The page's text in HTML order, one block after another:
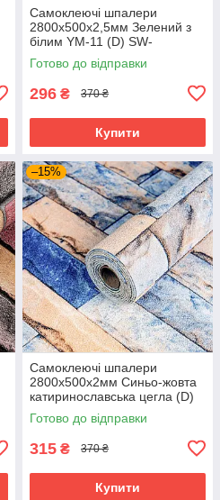
Самоклеючі шпалери
2800х500х2,5мм Зелений з
білим YM-11 (D) SW-
00002019
Готово до відправки
296 ₴ 370 ₴
Купити
–15%
Самоклеючі шпалери
2800х500х2мм Синьо-жовта
катиринославська цегла (D)
SW-00001785
Готово до відправки
315 ₴ 370 ₴
Купити